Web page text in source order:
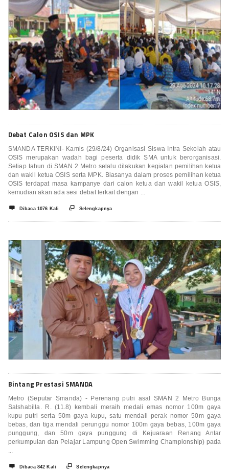
Debat Calon OSIS dan MPK
SMANDA TERKINI- Kamis (29/8/24) Organisasi Siswa Intra Sekolah atau
OSIS merupakan wadah bagi peserta didik SMA untuk berorganisasi.
Setiap tahun di SMAN 2 Metro selalu dilakukan kegiatan pemilihan ketua
dan wakil ketua OSIS serta MPK. Biasanya dalam proses pemilihan ketua
OSIS terdapat masa kampanye dari calon ketua dan wakil ketua OSIS,
kemudian akan ada sesi debat terkait dengan ...
 Dibaca 1076 Kali  Selengkapnya
Bintang Prestasi SMANDA
Metro (Seputar Smanda) - Perenang putri asal SMAN 2 Metro Bunga
Salshabilla. R. (11.8) kembali meraih medali emas nomor 100m gaya
kupu putri serta 50m gaya kupu, satu mendali perak nomor 50m gaya
bebas, dan tiga mendali perunggu nomor 100m gaya bebas, 100m gaya
punggung, dan 50m gaya punggung di Kejuaraan Renang Antar
perkumpulan dan Pelajar Lampung Open Swimming Championship) pada
 Dibaca 842 Kali  Selengkapnya